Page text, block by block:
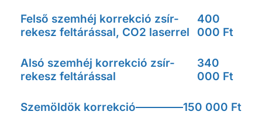
Felső szemhéj korrekció zsír-
rekesz feltárással, CO2 laserrel
400
000 Ft
Alsó szemhéj korrekció zsír-
rekesz feltárással
340
000 Ft
Szemöldök korrekció 150 000 Ft